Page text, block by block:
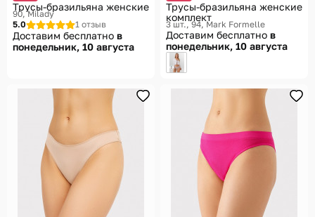
Трусы-бразильяна женские
90 Milady
5.0
1 отзыв
Доставим бесплатно в
понедельник, 10 августа
Трусы-бразильяна женские
комплект
3 шт., 94 Mark Formelle
Доставим бесплатно в
понедельник, 10 августа